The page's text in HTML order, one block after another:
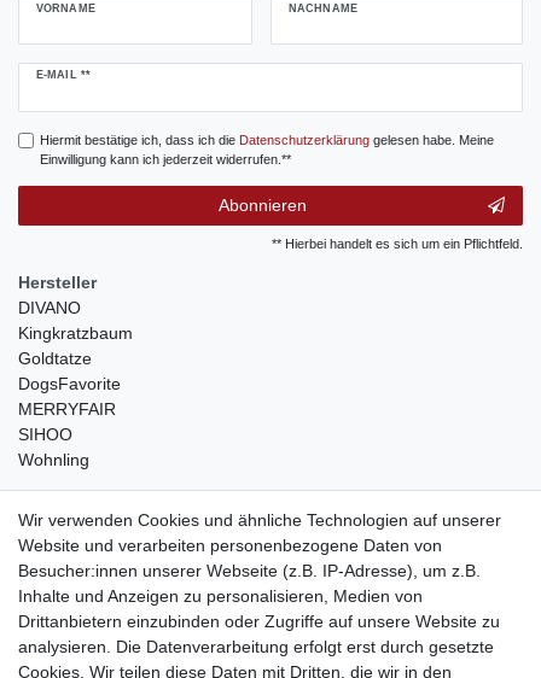
VORNAME NACHNAME
E-MAIL **
Newsletter
Hiermit bestätige ich, dass ich die Daten­schutz­erklärunggelesen habe. Meine
Einwilligung kann ich jederzeit widerrufen.**
Abonnieren
** Hierbei handelt es sich um ein Pflichtfeld.
Hersteller
DIVANO
Kingkratzbaum
Goldtatze
DogsFavorite
MERRYFAIR
SIHOO
Wohnling
weitere Shops
traumlampen- Lampen und Kronleuchter
kinderwagencenter- Exklusive und günstige Kinderwagen
gastrogeraete24- alles für Gastronomie und Imbiss
soziale Medien
Facebook
Wir verwenden Cookies und ähnliche Technologien auf unserer
Website und verarbeiten personenbezogene Daten von
Besucher:innen unserer Webseite (z.B. IP-Adresse), um z.B.
Inhalte und Anzeigen zu personalisieren, Medien von
Drittanbietern einzubinden oder Zugriffe auf unsere Website zu
analysieren. Die Datenverarbeitung erfolgt erst durch gesetzte
Cookies. Wir teilen diese Daten mit Dritten, die wir in den